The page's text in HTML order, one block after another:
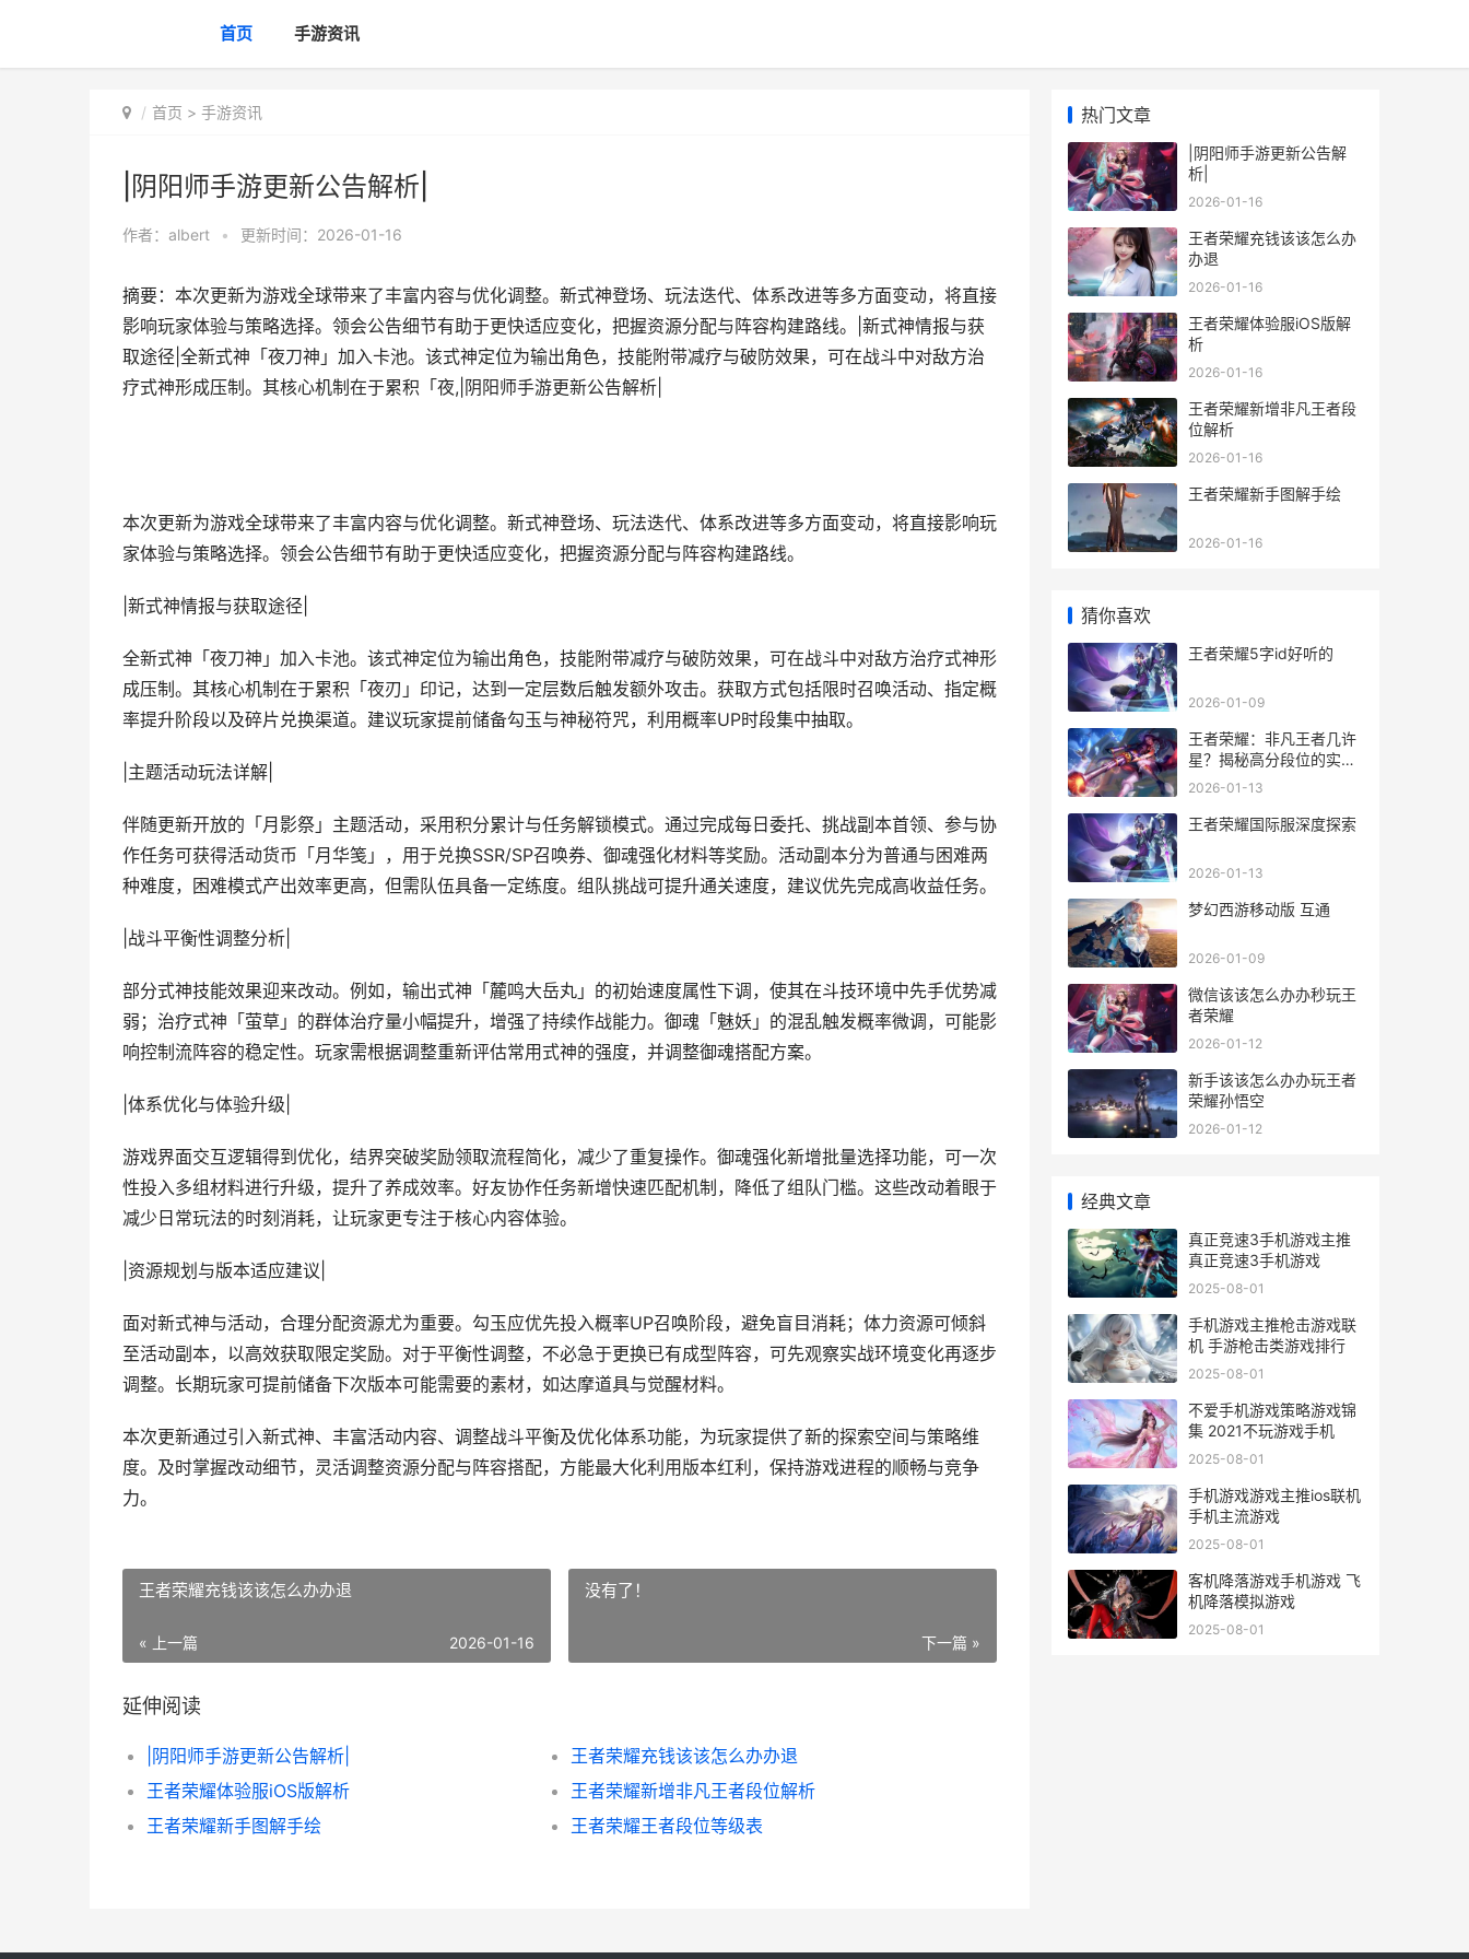
首页 手游资讯
首页 > 手游资讯
|阴阳师手游更新公告解析|
作者： albert • 更新时间：2026-01-16
摘要：本次更新为游戏全球带来了丰富内容与优化调整。新式神登场、玩法迭代、体系改进等多方面变动，将直接
影响玩家体验与策略选择。领会公告细节有助于更快适应变化，把握资源分配与阵容构建路线。|新式神情报与获
取途径|全新式神「夜刀神」加入卡池。该式神定位为输出角色，技能附带减疗与破防效果，可在战斗中对敌方治
疗式神形成压制。其核心机制在于累积「夜,|阴阳师手游更新公告解析|
本次更新为游戏全球带来了丰富内容与优化调整。新式神登场、玩法迭代、体系改进等多方面变动，将直接影响玩
家体验与策略选择。领会公告细节有助于更快适应变化，把握资源分配与阵容构建路线。
|新式神情报与获取途径|
全新式神「夜刀神」加入卡池。该式神定位为输出角色，技能附带减疗与破防效果，可在战斗中对敌方治疗式神形
成压制。其核心机制在于累积「夜刃」印记，达到一定层数后触发额外攻击。获取方式包括限时召唤活动、指定概
率提升阶段以及碎片兑换渠道。建议玩家提前储备勾玉与神秘符咒，利用概率UP时段集中抽取。
|主题活动玩法详解|
伴随更新开放的「月影祭」主题活动，采用积分累计与任务解锁模式。通过完成每日委托、挑战副本首领、参与协
作任务可获得活动货币「月华笺」，用于兑换SSR/SP召唤券、御魂强化材料等奖励。活动副本分为普通与困难两
种难度，困难模式产出效率更高，但需队伍具备一定练度。组队挑战可提升通关速度，建议优先完成高收益任务。
|战斗平衡性调整分析|
部分式神技能效果迎来改动。例如，输出式神「麓鸣大岳丸」的初始速度属性下调，使其在斗技环境中先手优势减
弱；治疗式神「萤草」的群体治疗量小幅提升，增强了持续作战能力。御魂「魅妖」的混乱触发概率微调，可能影
响控制流阵容的稳定性。玩家需根据调整重新评估常用式神的强度，并调整御魂搭配方案。
|体系优化与体验升级|
游戏界面交互逻辑得到优化，结界突破奖励领取流程简化，减少了重复操作。御魂强化新增批量选择功能，可一次
性投入多组材料进行升级，提升了养成效率。好友协作任务新增快速匹配机制，降低了组队门槛。这些改动着眼于
减少日常玩法的时刻消耗，让玩家更专注于核心内容体验。
|资源规划与版本适应建议|
面对新式神与活动，合理分配资源尤为重要。勾玉应优先投入概率UP召唤阶段，避免盲目消耗；体力资源可倾斜
至活动副本，以高效获取限定奖励。对于平衡性调整，不必急于更换已有成型阵容，可先观察实战环境变化再逐步
调整。长期玩家可提前储备下次版本可能需要的素材，如达摩道具与觉醒材料。
本次更新通过引入新式神、丰富活动内容、调整战斗平衡及优化体系功能，为玩家提供了新的探索空间与策略维
度。及时掌握改动细节，灵活调整资源分配与阵容搭配，方能最大化利用版本红利，保持游戏进程的顺畅与竞争
力。
王者荣耀充钱该该怎么办办退
« 上一篇 2026-01-16
没有了！
下一篇 »
延伸阅读
|阴阳师手游更新公告解析|
王者荣耀充钱该该怎么办办退
王者荣耀体验服iOS版解析
王者荣耀新增非凡王者段位解析
王者荣耀新手图解手绘
王者荣耀王者段位等级表
热门文章
|阴阳师手游更新公告解
析|
2026-01-16
王者荣耀充钱该该怎么办
办退
2026-01-16
王者荣耀体验服iOS版解
析
2026-01-16
王者荣耀新增非凡王者段
位解析
2026-01-16
王者荣耀新手图解手绘
2026-01-16
猜你喜欢
王者荣耀5字id好听的
2026-01-09
王者荣耀：非凡王者几许
星？揭秘高分段位的实力
象征与挑战
2026-01-13
王者荣耀国际服深度探索
2026-01-13
梦幻西游移动版 互通
2026-01-09
微信该该怎么办办秒玩王
者荣耀
2026-01-12
新手该该怎么办办玩王者
荣耀孙悟空
2026-01-12
经典文章
真正竞速3手机游戏主推
真正竞速3手机游戏
2025-08-01
手机游戏主推枪击游戏联
机 手游枪击类游戏排行
2025-08-01
不爱手机游戏策略游戏锦
集 2021不玩游戏手机
2025-08-01
手机游戏游戏主推ios联机
手机主流游戏
2025-08-01
客机降落游戏手机游戏 飞
机降落模拟游戏
2025-08-01